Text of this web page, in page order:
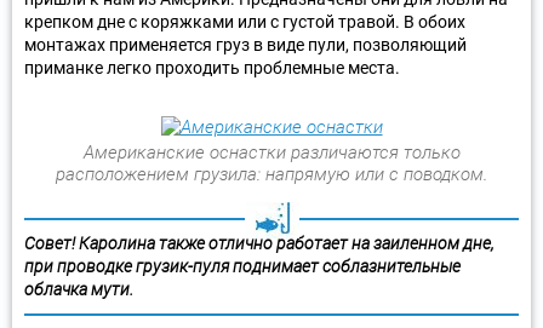
крепком дне с коряжками или с густой травой. В обоих
монтажах применяется груз в виде пули, позволяющий
приманке легко проходить проблемные места.
Американские оснастки различаются только
расположением грузила: напрямую или с поводком.
Совет! Каролина также отлично работает на заиленном дне,
при проводке грузик-пуля поднимает соблазнительные
облачка мути.